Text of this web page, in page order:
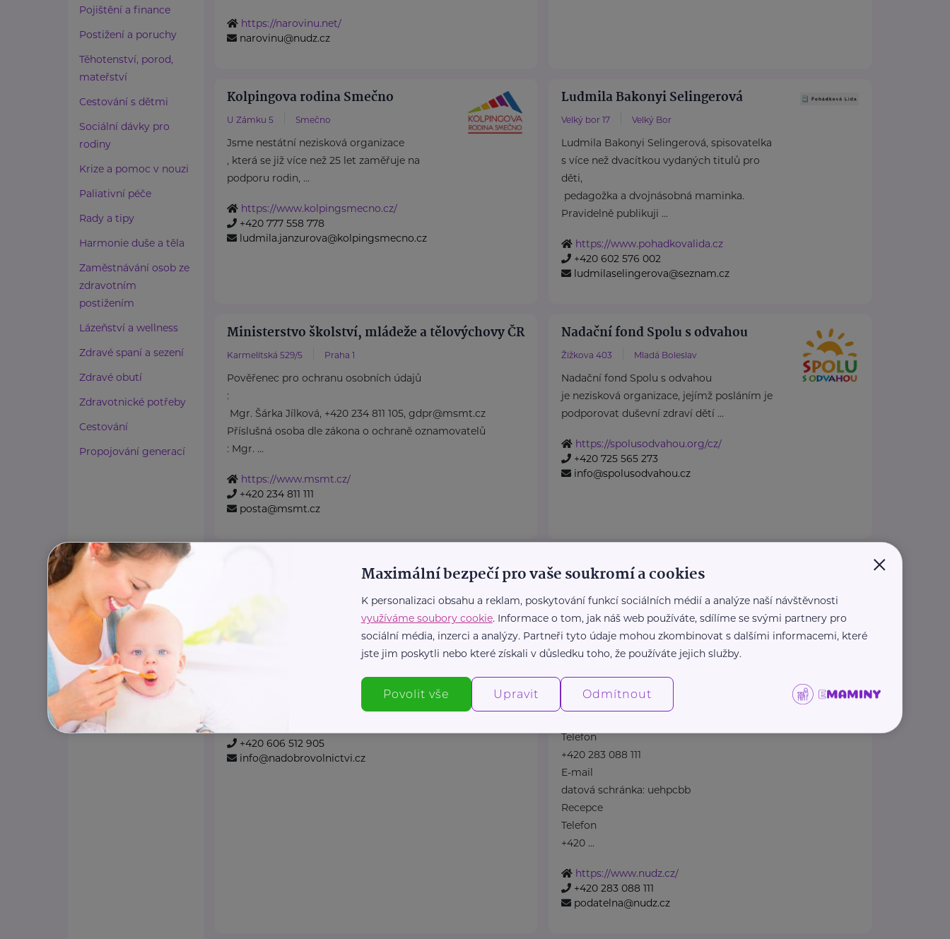
Pojištění a finance
Postižení a poruchy
Těhotenství, porod,
mateřství
Cestování s dětmi
Sociální dávky pro
rodiny
Krize a pomoc v nouzi
Paliativní péče
Rady a tipy
Harmonie duše a těla
Zaměstnávání osob ze
zdravotním
postižením
Lázeňství a wellness
Zdravé spaní a sezení
Zdravé obutí
Zdravotnické potřeby
Cestování
Propojování generací
https://narovinu.net/
narovinu@nudz.cz
Kolpingova rodina Smečno
U Zámku 5 Smečno
Jsme nestátní nezisková organizace
, která se již více než 25 let zaměřuje na
podporu rodin, ...
https://www.kolpingsmecno.cz/
+420 777 558 778
ludmila.janzurova@kolpingsmecno.cz
Ludmila Bakonyi Selingerová
Velký bor 17 Velký Bor
Ludmila Bakonyi Selingerová, spisovatelka
s více než dvacítkou vydaných titulů pro
děti,
pedagožka a dvojnásobná maminka.
Pravidelně publikuji ...
https://www.pohadkovalida.cz
+420 602 576 002
ludmilaselingerova@seznam.cz
Ministerstvo školství, mládeže a tělovýchovy ČR
Karmelitská 529/5 Praha 1
Pověřenec pro ochranu osobních údajů
:
Mgr. Šárka Jílková, +420 234 811 105, gdpr@msmt.cz
Příslušná osoba dle zákona o ochraně oznamovatelů
: Mgr. ...
https://www.msmt.cz/
+420 234 811 111
posta@msmt.cz
Nadační fond Spolu s odvahou
Žižkova 403 Mladá Boleslav
Nadační fond Spolu s odvahou
je nezisková organizace, jejímž posláním je
podporovat duševní zdraví dětí ...
https://spolusodvahou.org/cz/
+420 725 565 273
info@spolusodvahou.cz
Národní asociace dobrovolnictví
Kaznějovská 1517/51
Národní asociace dobrovolnictví, z.s. je
zastřešující dobrovolnou, neziskovou,
nezávislou a nepolitickou organizací.
+420 606 512 905
info@nadobrovolnictvi.cz
Národní ústav duševního zdraví
Důležité kontakty
Klinika (kontakt pro pacienty, objednávání)
Telefon
E-mail
ambulance@nudz.cz
Telefon
+420 283 088 111
E-mail
datová schránka: uehpcbb
Recepce
Telefon
+420 ...
https://www.nudz.cz/
+420 283 088 111
podatelna@nudz.cz
×
Maximální bezpečí pro vaše soukromí a cookies
K personalizaci obsahu a reklam, poskytování funkcí sociálních médií a analýze naší návštěvnosti
využíváme soubory cookie. Informace o tom, jak náš web používáte, sdílíme se svými partnery pro
sociální média, inzerci a analýzy. Partneři tyto údaje mohou zkombinovat s dalšími informacemi, které
jste jim poskytli nebo které získali v důsledku toho, že používáte jejich služby.
Povolit vše Upravit Odmítnout